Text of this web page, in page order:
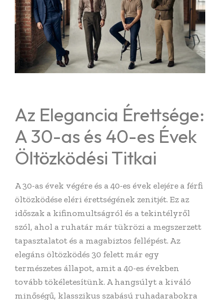
Az Elegancia Érettsége:
A 30-as és 40-es Évek
Öltözködési Titkai
A 30-as évek végére és a 40-es évek elejére a férfi
öltözködése eléri érettségének zenitjét. Ez az
időszak a kifinomultságról és a tekintélyről
szól, ahol a ruhatár már tükrözi a megszerzett
tapasztalatot és a magabiztos fellépést. Az
elegáns öltözködés 30 felett már egy
természetes állapot, amit a 40-es években
tovább tökéletesítünk. A hangsúlyt a kiváló
minőségű, klasszikus szabású ruhadarabokra